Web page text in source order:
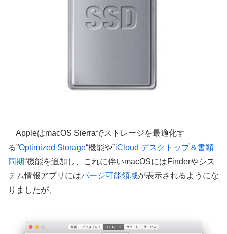
AppleはmacOS Sierraでストレージを最適化す
る”Optimized Storage“機能や”iCloud デスクトップ＆書類
同期“機能を追加し、これに伴いmacOSにはFinderやシス
テム情報アプリにはパージ可能領域が表示されるようにな
りましたが、